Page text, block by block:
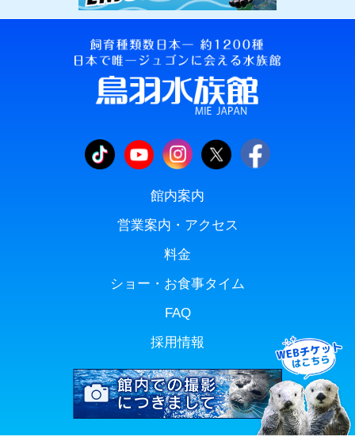
館内案内
営業案内・アクセス
料金
ショー・お食事タイム
FAQ
採用情報